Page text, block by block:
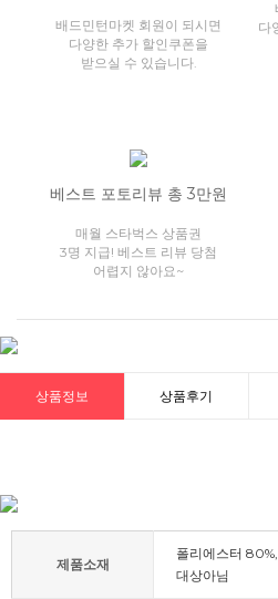
배드민턴마켓 회원이 되시면
다양한 추가 할인쿠폰을
받으실 수 있습니다.
다
베스트 포토리뷰 총 3만원
매월 스타벅스 상품권
3명 지급! 베스트 리뷰 당첨
어렵지 않아요~
상품정보 상품후기
제품소재
폴리에스터
대상아님